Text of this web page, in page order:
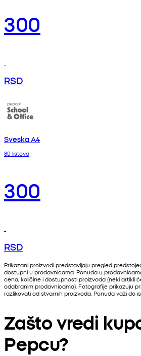
300
RSD
Sveska A4
80 listova
300
RSD
Prikazani proizvodi predstavljaju pregled
dostupni u prodavnicama. Ponuda u
cena, količine i dostupnosti proizvoda (neki artikli
odabranim prodavnicama). Fotografije prikazuju
razlikovati od stvarnih proizvoda. Ponuda važi do
Zašto vredi
Pepcu?